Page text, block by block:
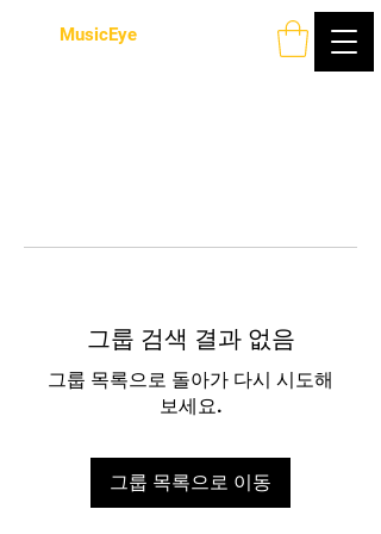
MusicEye
그룹 검색 결과 없음
그룹 목록으로 돌아가 다시 시도해
보세요.
그룹 목록으로 이동